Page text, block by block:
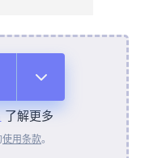
了解更多
使用条款。